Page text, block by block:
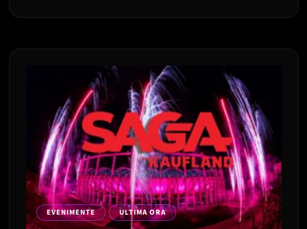
EVENIMENTE ULTIMA ORA